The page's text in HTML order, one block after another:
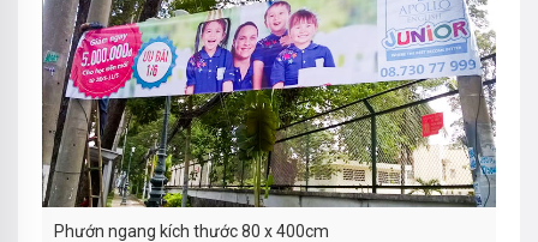
Phướn ngang kích thước 80 x 400cm